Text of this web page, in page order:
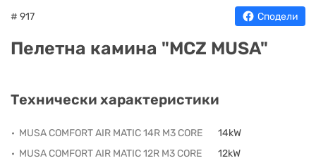
# 917 Сподели
Пелетна камина "MCZ MUSA"
Технически характеристики
MUSA COMFORT AIR MATIC 14R M3 CORE
14kW
MUSA COMFORT AIR MATIC 12R M3 CORE
12kW